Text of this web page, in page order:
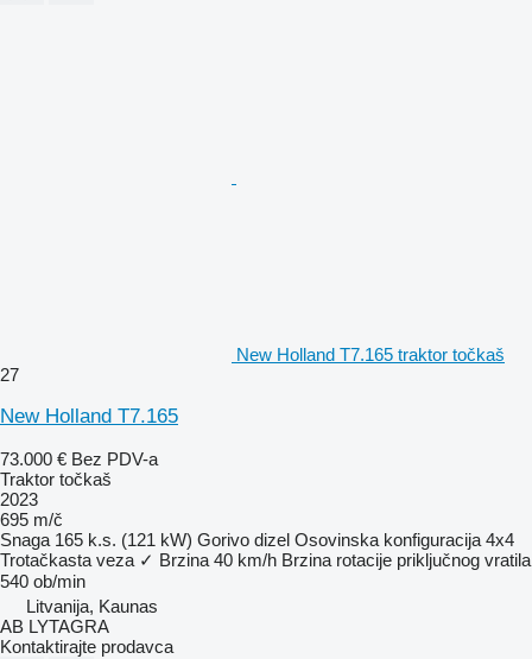
New Holland T7.165 traktor točkaš
27
New Holland T7.165
73.000 € Bez PDV-a
Traktor točkaš
2023
695 m/č
Snaga 165 k.s. (121 kW) Gorivo dizel Osovinska konfiguracija 4x4
Trotačkasta veza ✓ Brzina 40 km/h Brzina rotacije priključnog vratila
540 ob/min
Litvanija, Kaunas
AB LYTAGRA
Kontaktirajte prodavca